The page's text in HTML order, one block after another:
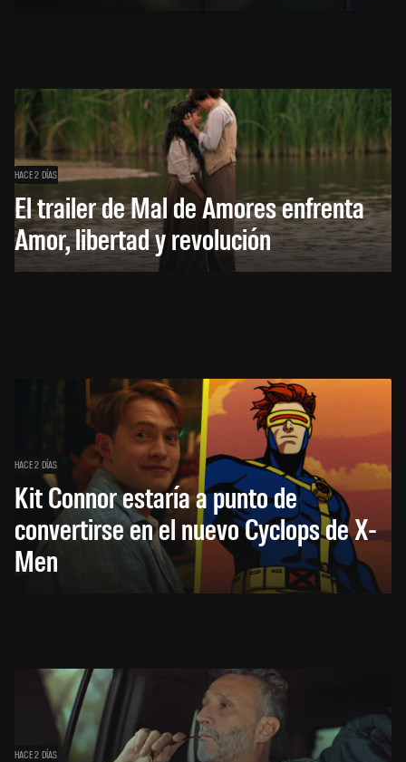
HACE 2 DÍAS
El trailer de Mal de Amores enfrenta
Amor, libertad y revolución
HACE 2 DÍAS
Kit Connor estaría a punto de
convertirse en el nuevo Cyclops de X-
Men
HACE 2 DÍAS